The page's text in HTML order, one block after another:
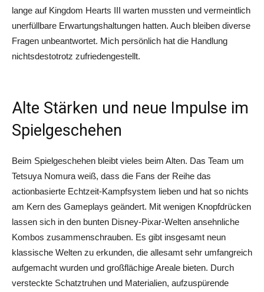
lange auf Kingdom Hearts III warten mussten und vermeintlich
unerfüllbare Erwartungshaltungen hatten. Auch bleiben diverse
Fragen unbeantwortet. Mich persönlich hat die Handlung
nichtsdestotrotz zufriedengestellt.
Alte Stärken und neue Impulse im
Spielgeschehen
Beim Spielgeschehen bleibt vieles beim Alten. Das Team um
Tetsuya Nomura weiß, dass die Fans der Reihe das
actionbasierte Echtzeit-Kampfsystem lieben und hat so nichts
am Kern des Gameplays geändert. Mit wenigen Knopfdrücken
lassen sich in den bunten Disney-Pixar-Welten ansehnliche
Kombos zusammenschrauben. Es gibt insgesamt neun
klassische Welten zu erkunden, die allesamt sehr umfangreich
aufgemacht wurden und großflächige Areale bieten. Durch
versteckte Schatztruhen und Materialien, aufzuspürende